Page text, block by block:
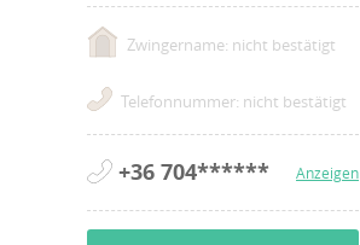
Zwingername: nicht bestätigt
Telefonnummer: nicht bestätigt
+36 704****** Anzeigen